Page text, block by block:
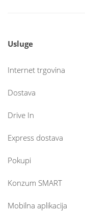
Usluge
Internet trgovina
Dostava
Drive In
Express dostava
Pokupi
Konzum SMART
Mobilna aplikacija